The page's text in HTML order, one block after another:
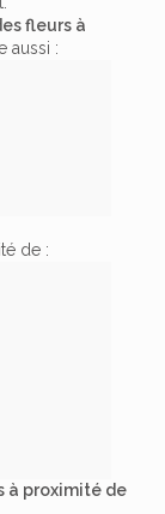
fleurs à
aussi :
de :
à proximité de